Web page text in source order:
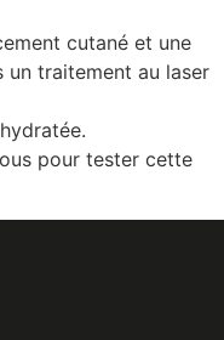
cutané et une
traitement au laser
pour tester cette